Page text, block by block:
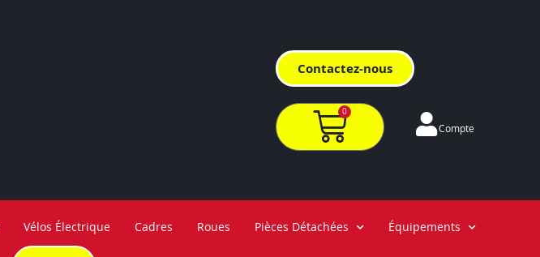
Contactez-nous
0
Compte
Vélos Électrique Cadres Roues Pièces Détachées Équipements